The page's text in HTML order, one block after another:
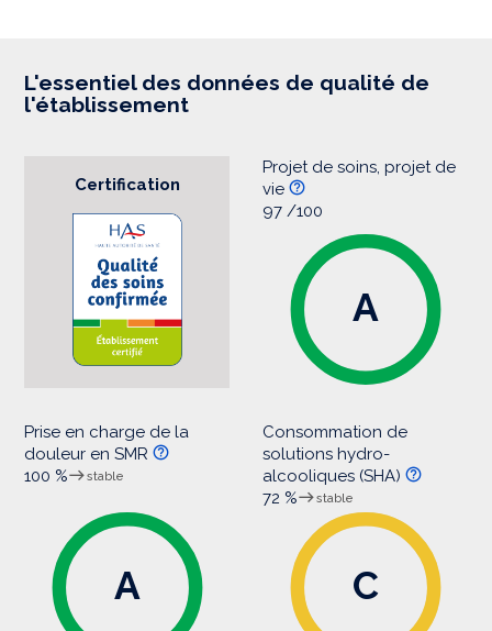
L'essentiel des données de qualité de
l'établissement
Certification
Projet de soins, projet de
vie
97 /100
A
Prise en charge de la
douleur en SMR
100 %
stable
A
Consommation de
solutions hydro-
alcooliques (SHA)
72 %
stable
C